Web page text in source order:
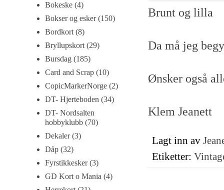
Brunt og lilla
Da må jeg
Ønsker også
Klem Jeanett
Lagt inn av
Etiketter:
Bokeske (4)
Bokser og esker (150)
Bordkort (8)
Bryllupskort (29)
Bursdag (185)
Card and Scrap (10)
CopicMarkerNorge (2)
DT- Hjerteboden (34)
DT- Nordsalten
hobbyklubb (70)
Dekaler (3)
Dåp (32)
Fyrstikkesker (3)
GD Kort o Mania (4)